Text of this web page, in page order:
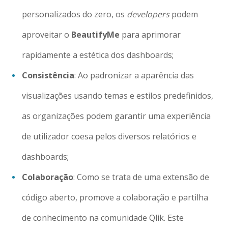
personalizados do zero, os developerspodem
aproveitar o BeautifyMe para aprimorar
rapidamente a estética dos dashboards;
Consistência: Ao padronizar a aparência das
visualizações usando temas e estilos predefinidos,
as organizações podem garantir uma experiência
de utilizador coesa pelos diversos relatórios e
dashboards;
Colaboração: Como se trata de uma extensão de
código aberto, promove a colaboração e partilha
de conhecimento na comunidade Qlik. Este